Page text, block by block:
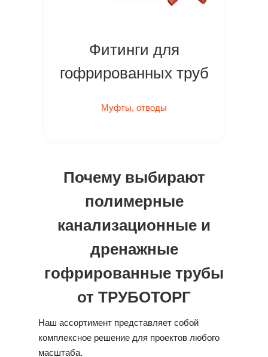
Фитинги для
гофрированных труб
Муфты, отводы
Почему выбирают
полимерные
канализационные и
дренажные
гофрированные трубы
от ТРУБОТОРГ
Наш ассортимент представляет собой
комплексное решение для проектов любого
масштаба.